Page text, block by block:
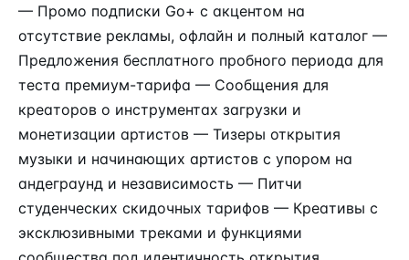
— Промо подписки Go+ с акцентом на
отсутствие рекламы, офлайн и полный каталог —
Предложения бесплатного пробного периода для
теста премиум-тарифа — Сообщения для
креаторов о инструментах загрузки и
монетизации артистов — Тизеры открытия
музыки и начинающих артистов с упором на
андеграунд и независимость — Питчи
студенческих скидочных тарифов — Креативы с
эксклюзивными треками и функциями